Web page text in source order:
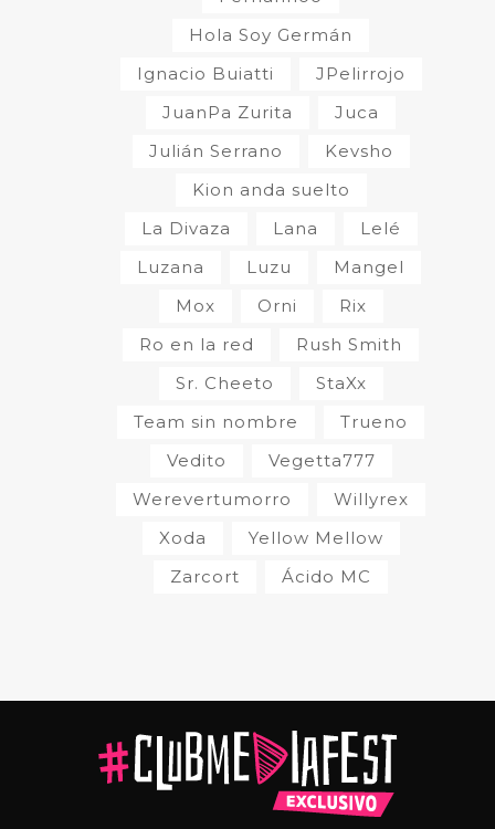
Hola Soy Germán
Ignacio Buiatti
JPelirrojo
JuanPa Zurita
Juca
Julián Serrano
Kevsho
Kion anda suelto
La Divaza
Lana
Lelé
Luzana
Luzu
Mangel
Mox
Orni
Rix
Ro en la red
Rush Smith
Sr. Cheeto
StaXx
Team sin nombre
Trueno
Vedito
Vegetta777
Werevertumorro
Willyrex
Xoda
Yellow Mellow
Zarcort
Ácido MC